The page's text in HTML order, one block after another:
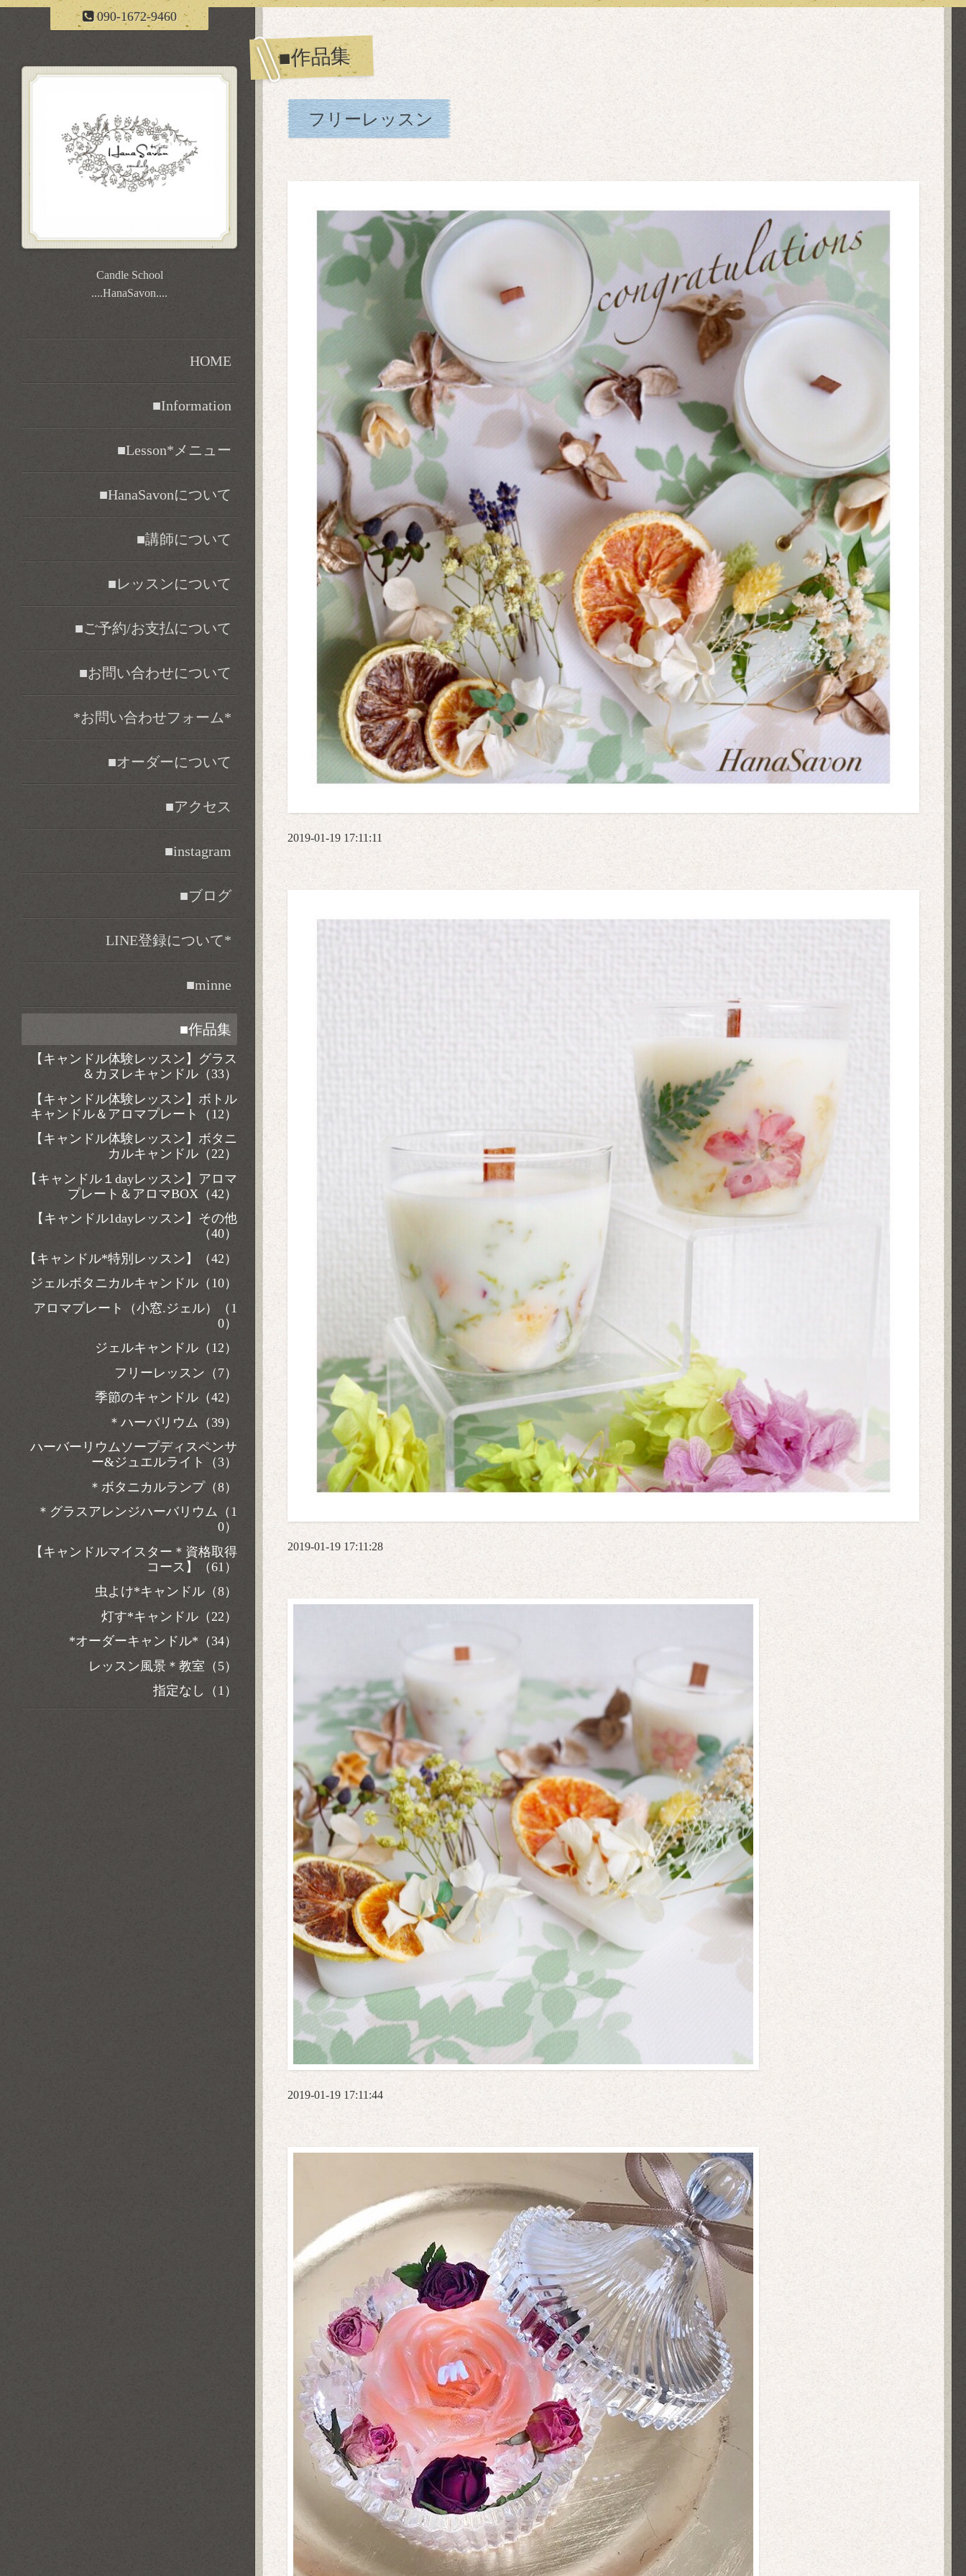
090-1672-9460
■作品集
フリーレッスン
2019-01-19 17:11:11
2019-01-19 17:11:28
2019-01-19 17:11:44
Candle School
....HanaSavon....
HOME
■Information
■Lesson*メニュー
■HanaSavonについて
■講師について
■レッスンについて
■ご予約/お支払について
■お問い合わせについて
*お問い合わせフォーム*
■オーダーについて
■アクセス
■instagram
■ブログ
LINE登録について*
■minne
■作品集
【キャンドル体験レッスン】グラス
＆カヌレキャンドル（33）
【キャンドル体験レッスン】ボトル
キャンドル＆アロマプレート（12）
【キャンドル体験レッスン】ボタニ
カルキャンドル（22）
【キャンドル１dayレッスン】アロマ
プレート＆アロマBOX（42）
【キャンドル1dayレッスン】その他
（40）
【キャンドル*特別レッスン】（42）
ジェルボタニカルキャンドル（10）
アロマプレート（小窓.ジェル）（1
0）
ジェルキャンドル（12）
フリーレッスン（7）
季節のキャンドル（42）
＊ハーバリウム（39）
ハーバーリウムソープディスペンサ
ー&ジュエルライト（3）
＊ボタニカルランプ（8）
＊グラスアレンジハーバリウム（1
0）
【キャンドルマイスター＊資格取得
コース】（61）
虫よけ*キャンドル（8）
灯す*キャンドル（22）
*オーダーキャンドル*（34）
レッスン風景＊教室（5）
指定なし（1）